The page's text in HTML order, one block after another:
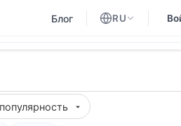
Блог RU
Английский
популярность